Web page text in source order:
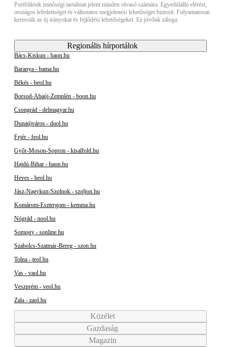
Portfóliónk minőségi tartalmat jelent minden olvasó számára. Egyedülálló elérést,
országos lefedettséget és változatos megjelenési lehetőséget biztosít. Folyamatosan
keressük az új irányokat és fejlődési lehetőségeket. Ez jövőnk záloga.
Regionális hírportálok
Bács-Kiskun - baon.hu
Baranya - bama.hu
Békés - beol.hu
Borsod-Abaúj-Zemplén - boon.hu
Csongrád - delmagyar.hu
Dunaújváros - duol.hu
Fejér - feol.hu
Győr-Moson-Sopron - kisalfold.hu
Hajdú-Bihar - haon.hu
Heves - heol.hu
Jász-Nagykun-Szolnok - szoljon.hu
Komárom-Esztergom - kemma.hu
Nógrád - nool.hu
Somogy - sonline.hu
Szabolcs-Szatmár-Bereg - szon.hu
Tolna - teol.hu
Vas - vaol.hu
Veszprém - veol.hu
Zala - zaol.hu
Közélet
Gazdaság
Magazin